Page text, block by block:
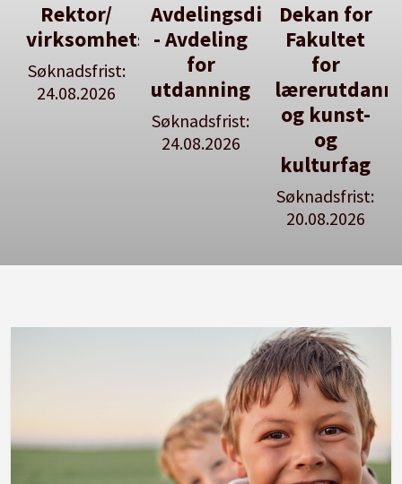
Avdelingsdirektør
- Avdeling
for
utdanning
Dekan for
Fakultet
for
lærerutdanning
og kunst-
og
Her kan
du utlyse
en ledig
stilling
Se våre
stillingspakker